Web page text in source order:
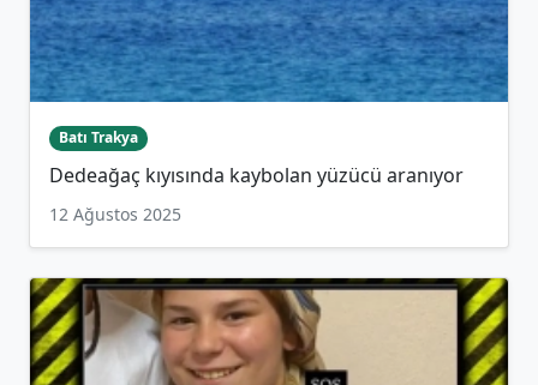
Batı Trakya
Dedeağaç kıyısında kaybolan yüzücü aranıyor
12 Ağustos 2025